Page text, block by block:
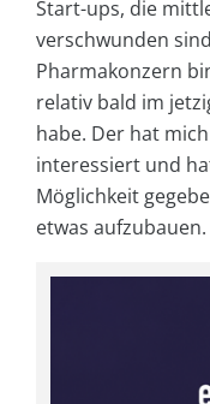
Start-ups, die
verschwunden
Pharmakonzern
relativ bald im
habe. Der hat
interessiert und
Möglichkeit
etwas aufzubauen.